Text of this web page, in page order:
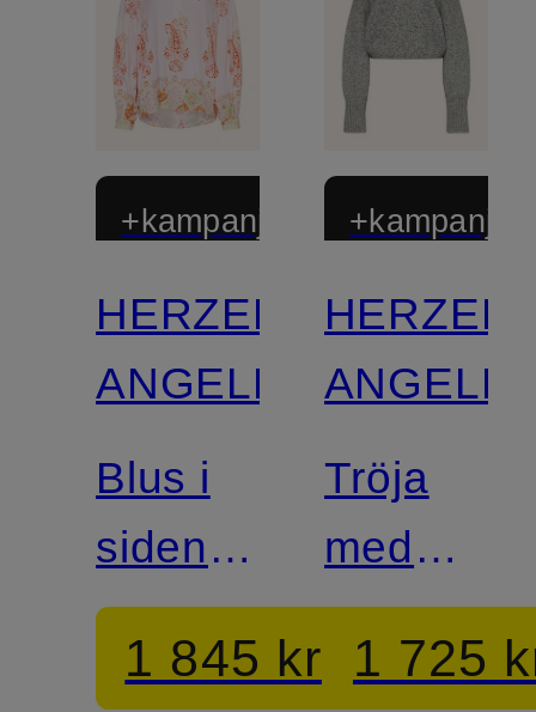
+kampanjrabatt
HERZEN'S
ANGELEGENHEIT
Blus i
siden
med
volanger
1 845 kr
Tröja
med
alpacka
1 725